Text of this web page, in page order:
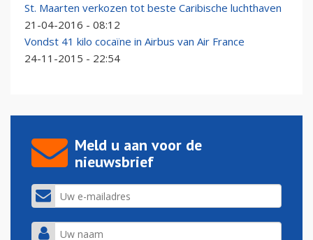
St. Maarten verkozen tot beste Caribische luchthaven
21-04-2016 - 08:12
Vondst 41 kilo cocaïne in Airbus van Air France
24-11-2015 - 22:54
Meld u aan voor de
nieuwsbrief